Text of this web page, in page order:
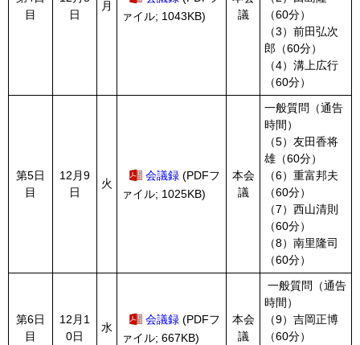
目
日
月
ァイル; 1043KB)
議
（60分）
（3） 前田弘次
郎 （60分）
（4）溝上広行
（60分）
第5日
目
12月9
日
火
会議録 (PDFフ
ァイル; 1025KB)
本会
議
一般質問（通告
時間）
（5） 友田香将
雄 （60分）
（6）重富邦夫
（60分）
（7）西山清則
（60分）
（8）南里隆司
（60分）
第6日
目
12月1
0日
水
会議録 (PDFフ
ァイル; 667KB)
本会
議
一般質問（通告
時間）
（9）吉岡正博
（60分）